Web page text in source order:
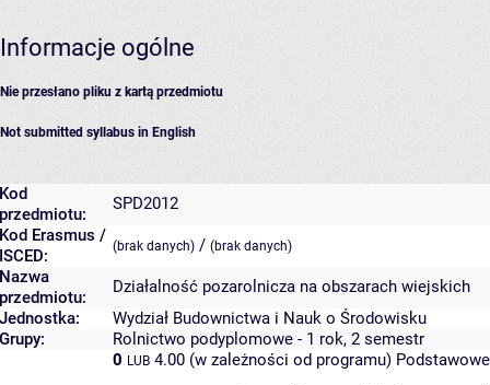
Informacje ogólne
Nie przesłano pliku z kartą przedmiotu
Not submitted syllabus in English
Kod
przedmiotu:
SPD2012
Kod Erasmus /
ISCED:
(brak danych) / (brak danych)
Nazwa
przedmiotu:
Działalność pozarolnicza na obszarach wiejskich
Jednostka:
Wydział Budownictwa i Nauk o Środowisku
Grupy:
Rolnictwo podyplomowe - 1 rok, 2 semestr
0 LUB 4.00 (w zależności od programu)